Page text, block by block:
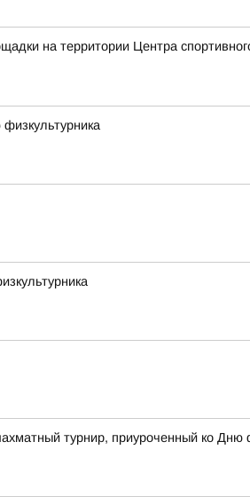
на территории Центра
турнир, приуроченный ко Дню